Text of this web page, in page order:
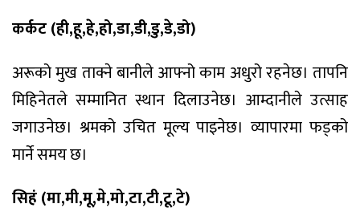
कर्कट (ही,हू,हे,हो,डा,डी,डु,डे,डो)
अरूको मुख ताक्ने बानीले आफ्नो काम अधुरो रहनेछ। तापनि
मिहिनेतले सम्मानित स्थान दिलाउनेछ। आम्दानीले उत्साह
जगाउनेछ। श्रमको उचित मूल्य पाइनेछ। व्यापारमा फड्को
मार्ने समय छ।
सिहं (मा,मी,मू,मे,मो,टा,टी,टू,टे)